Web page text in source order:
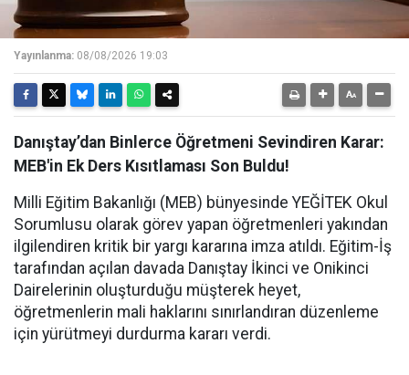
Yayınlanma: 08/08/2026 19:03
Danıştay’dan Binlerce Öğretmeni Sevindiren Karar:
MEB'in Ek Ders Kısıtlaması Son Buldu!
Milli Eğitim Bakanlığı (MEB) bünyesinde YEĞİTEK Okul
Sorumlusu olarak görev yapan öğretmenleri yakından
ilgilendiren kritik bir yargı kararına imza atıldı. Eğitim-İş
tarafından açılan davada Danıştay İkinci ve Onikinci
Dairelerinin oluşturduğu müşterek heyet,
öğretmenlerin mali haklarını sınırlandıran düzenleme
için yürütmeyi durdurma kararı verdi.